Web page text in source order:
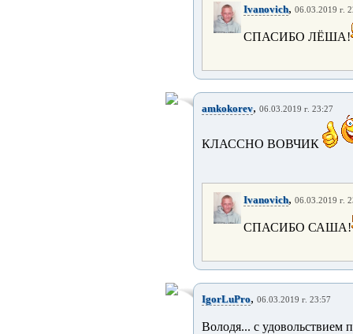
Ivanovich, 06.03.2019 г.
СПАСИБО ЛЁША!
amkokorev, 06.03.2019 г. 23:27
КЛАССНО ВОВЧИК
Ivanovich, 06.03.2019 г.
СПАСИБО САША!
IgorLuPro, 06.03.2019 г. 23:57
Володя... с удовольствием